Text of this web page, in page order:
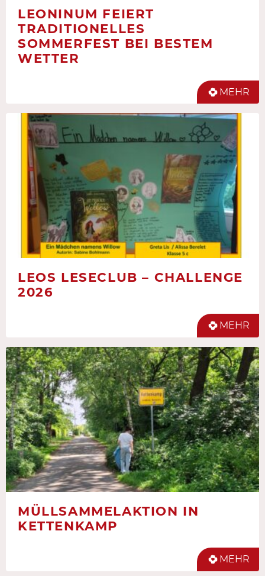
LEONINUM FEIERT
TRADITIONELLES
SOMMERFEST BEI BESTEM
WETTER
MEHR
LEOS LESECLUB – CHALLENGE
2026
MEHR
MÜLLSAMMELAKTION IN
KETTENKAMP
MEHR